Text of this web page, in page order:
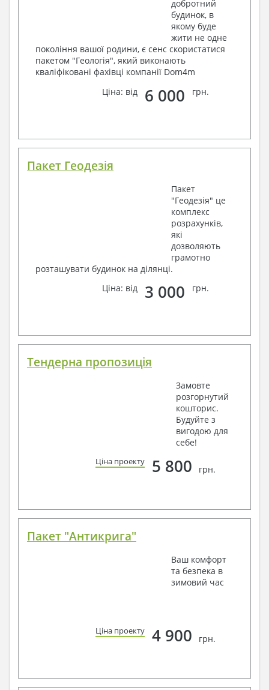
добротний
будинок, в
якому буде
жити не одне
покоління вашої родини, є сенс скористатися
пакетом "Геологія", який виконають
кваліфіковані фахівці компанії Dom4m
Ціна: від
6 000 грн.
Пакет Геодезія
Пакет
"Геодезія" це
комплекс
розрахунків,
які
дозволяють
грамотно
розташувати будинок на ділянці.
Ціна: від
3 000 грн.
Тендерна пропозиція
Замовте
розгорнутий
кошторис.
Будуйте з
вигодою для
себе!
Ціна проекту 5 800 грн.
Пакет "Антикрига"
Ваш комфорт
та безпека в
зимовий час
Ціна проекту 4 900 грн.